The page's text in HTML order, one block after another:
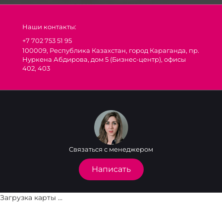
Наши контакты:
+7 702 753 51 95
100009, Республика Казахстан, город Караганда, пр.
Нуркена Абдирова, дом 5 (Бизнес-центр), офисы
402, 403
Связаться с менеджером
Написать
Загрузка карты ...